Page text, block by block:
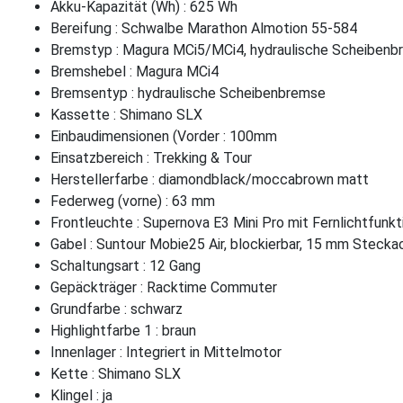
Akku-Kapazität (Wh) : 625 Wh
Bereifung : Schwalbe Marathon Almotion 55-584
Bremstyp : Magura MCi5/MCi4, hydraulische
Bremshebel : Magura MCi4
Bremsentyp : hydraulische Scheibenbremse
Kassette : Shimano SLX
Einbaudimensionen (Vorder : 100mm
Einsatzbereich : Trekking & Tour
Herstellerfarbe : diamondblack/moccabrown matt
Federweg (vorne) : 63 mm
Frontleuchte : Supernova E3 Mini Pro mit
Gabel : Suntour Mobie25 Air, blockierbar, 15 mm
Schaltungsart : 12 Gang
Gepäckträger : Racktime Commuter
Grundfarbe : schwarz
Highlightfarbe 1 : braun
Innenlager : Integriert in Mittelmotor
Kette : Shimano SLX
Klingel : ja